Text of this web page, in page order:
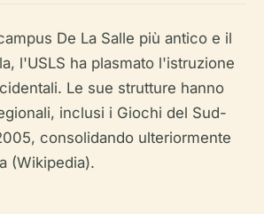
De La Salle più antico e il
l'USLS ha plasmato l'istruzione
Le sue strutture hanno
inclusi i Giochi del Sud-
consolidando ulteriormente
(Wikipedia).